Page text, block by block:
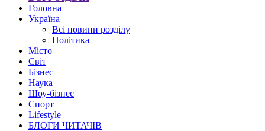
Головна
Україна
Всі новини розділу
Політика
Місто
Світ
Бізнес
Наука
Шоу-бізнес
Спорт
Lifestyle
БЛОГИ ЧИТАЧІВ